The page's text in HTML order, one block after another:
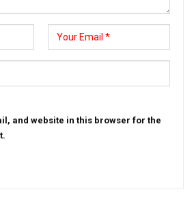
and website in this browser for the